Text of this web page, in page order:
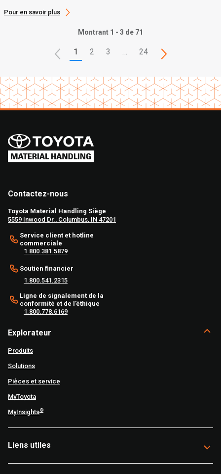
Pour en savoir plus
Montrant 1 - 3 de 71
1 2 3 24
Contactez-nous
Toyota Material Handling Siège
5559 Inwood Dr., Columbus, IN 47201
Service client et hotline
commerciale
1.800.381.5879
Soutien financier
1.800.541.2315
Ligne de signalement de la
conformité et de l’éthique
1.800.778.6169
Explorateur
Produits
Solutions
Pièces et service
MyToyota
MyInsights®
Liens utiles